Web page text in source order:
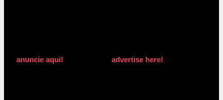
anuncie aqui! advertise here!